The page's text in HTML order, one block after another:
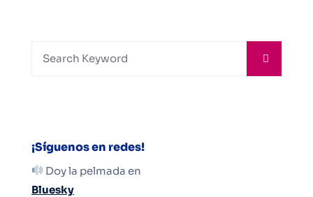
¡Síguenos en redes!
Doy la pelmada en
Bluesky